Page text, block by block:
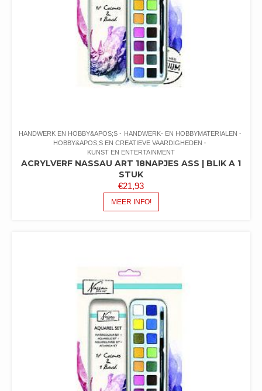
HANDWERK EN HOBBY&APOS;S
HANDWERK- EN HOBBYMATERIALEN
HOBBY&APOS;S EN CREATIEVE VAARDIGHEDEN
KUNST EN ENTERTAINMENT
ACRYLVERF NASSAU ART 18NAPJES ASS | BLIK A 1
STUK
€21,93
MEER INFO!